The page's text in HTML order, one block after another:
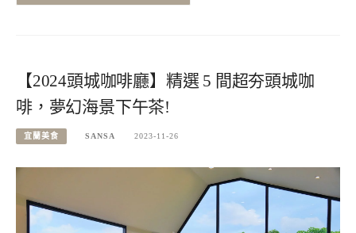
【2024頭城咖啡廳】精選 5 間超夯頭城咖
啡，夢幻海景下午茶!
宜蘭美食 SANSA 2023-11-26